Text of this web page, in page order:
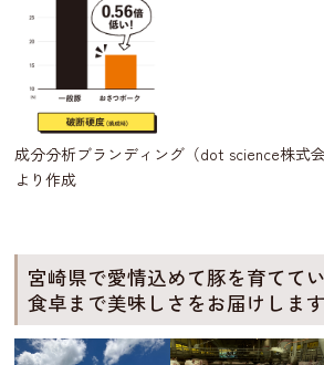
成分分析ブランディング（dot science株式
より作成
宮崎県で愛情込めて豚を育てて
食卓まで美味しさをお届けします